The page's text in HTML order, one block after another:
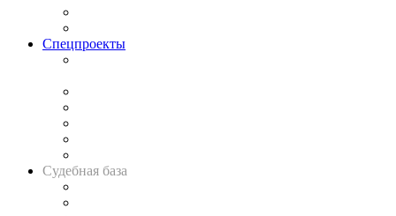
Спецпроекты
Судебная база